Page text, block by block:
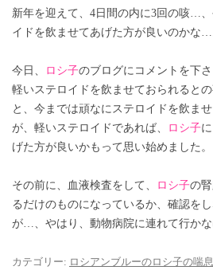
新年を迎えて、4日間の内に3回の咳…
イドを飲ませてあげた方が良いのかな…
今日、 ロシ子のブログにコメントを下
軽いステロイドを飲ませておられるとの
と、今までは頑なにステロイドを飲ま
が、軽いステロイドであれば、
ロシ子
げた方が良いかもって思い始めました。
その前に、血液検査をして、 ロシ子の
るだけのものになっているか、確認を
が…、やはり、動物病院に連れて行か
カテゴリー: ロシアンブルーのロシ子の喘息